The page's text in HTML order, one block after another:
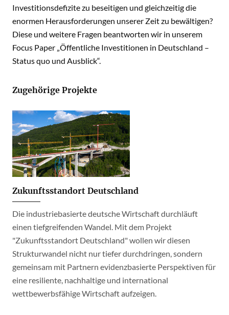
Investitionsdefizite zu beseitigen und gleichzeitig die
enormen Herausforderungen unserer Zeit zu bewältigen?
Diese und weitere Fragen beantworten wir in unserem
Focus Paper „Öffentliche Investitionen in Deutschland –
Status quo und Ausblick“.
Zugehörige Projekte
Zukunftsstandort Deutschland
Die industriebasierte deutsche Wirtschaft durchläuft
einen tiefgreifenden Wandel. Mit dem Projekt
"Zukunftsstandort Deutschland" wollen wir diesen
Strukturwandel nicht nur tiefer durchdringen, sondern
gemeinsam mit Partnern evidenzbasierte Perspektiven für
eine resiliente, nachhaltige und international
wettbewerbsfähige Wirtschaft aufzeigen.